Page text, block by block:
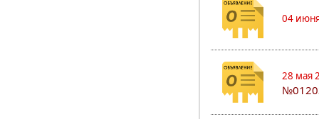
04
28 мая